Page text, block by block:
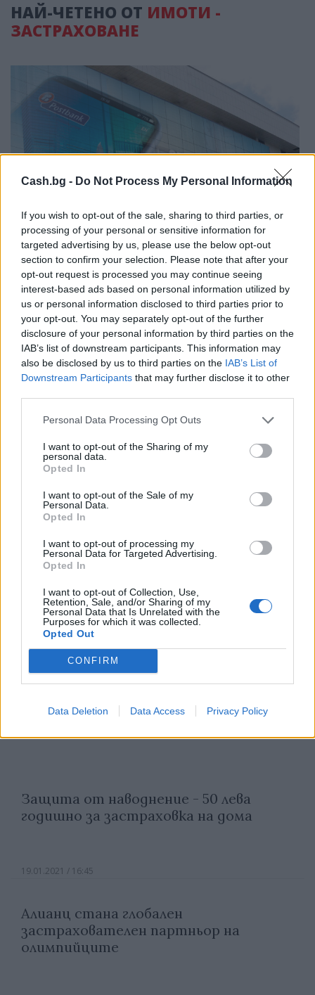
Cash.bg - Do Not Process My Personal Information
If you wish to opt-out of the sale, sharing to third parties, or
processing of your personal or sensitive information for
targeted advertising by us, please use the below opt-out
section to confirm your selection. Please note that after your
opt-out request is processed you may continue seeing
interest-based ads based on personal information utilized by
us or personal information disclosed to third parties prior to
your opt-out. You may separately opt-out of the further
disclosure of your personal information by third parties on the
IAB’s list of downstream participants. This information may
also be disclosed by us to third parties on the IAB’s List of
Downstream Participants that may further disclose it to other
Personal Data Processing Opt Outs
I want to opt-out of the Sharing of my
personal data.
Opted In
I want to opt-out of the Sale of my
Personal Data.
Opted In
I want to opt-out of processing my
Personal Data for Targeted Advertising.
Opted In
I want to opt-out of Collection, Use,
Retention, Sale, and/or Sharing of my
Personal Data that Is Unrelated with the
Purposes for which it was collected.
Opted Out
CONFIRM
Data Deletion Data Access Privacy Policy
НАЙ-ЧЕТЕНО ОТ ИМОТИ -
ЗАСТРАХОВАНЕ
Пощенска банка предлага изцяло
дистанционно сключване на
застраховки
18.03.2021 / 15:20
Защита от наводнение - 50 лева
годишно за застраховка на дома
19.01.2021 / 16:45
Алианц стана глобален
застрахователен партньор на
олимпийците